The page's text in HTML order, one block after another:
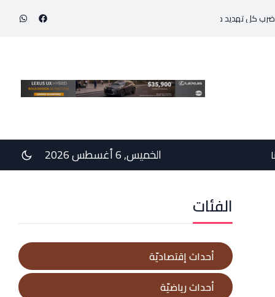
من جهة أخرى، يضعان الوضع أمام احتمال تفجّر التصعيد التقدير
الخميس, 6 أغسطس 2026
الفئات
أحداث إقتصاديّة
أحداث رياضيّة